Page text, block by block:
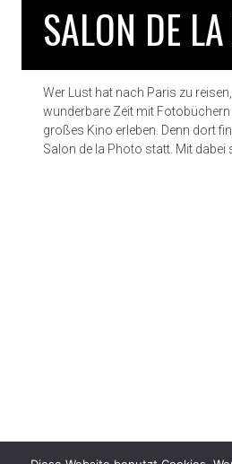
SALON DE
Wer Lust hat nach Paris zu
wunderbare Zeit mit
großes Kino erleben. Denn dort
Salon de la Photo statt. Mit dabei